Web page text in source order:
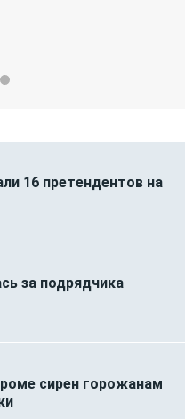
16 претендентов на
за подрядчика
сирен горожанам